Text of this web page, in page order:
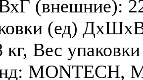
(внешние):
(ед)
кг, Вес
MONTECH,